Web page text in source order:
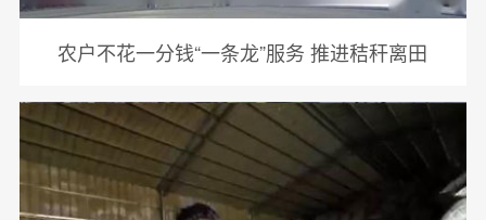
农户不花一分钱“一条龙”服务 推进秸秆离田